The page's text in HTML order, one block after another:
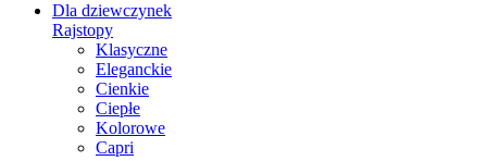
Dla dziewczynek
Rajstopy
Klasyczne
Eleganckie
Cienkie
Ciepłe
Kolorowe
Capri